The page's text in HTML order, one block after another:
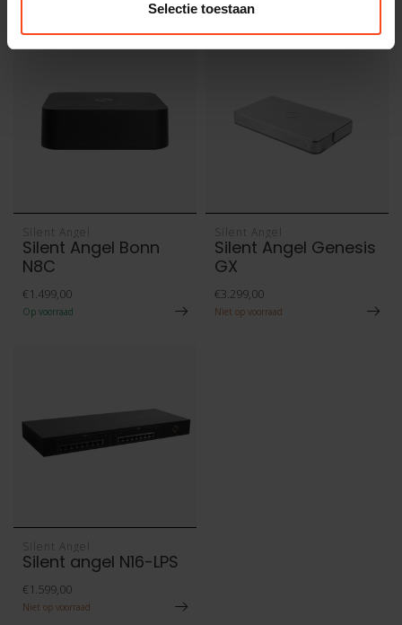
Selectie toestaan
Silent Angel
Silent Angel Bonn
N8C
€1.499,00
Op voorraad
Silent Angel
Silent Angel Genesis
GX
€3.299,00
Niet op voorraad
Silent Angel
Silent angel N16-LPS
€1.599,00
Niet op voorraad